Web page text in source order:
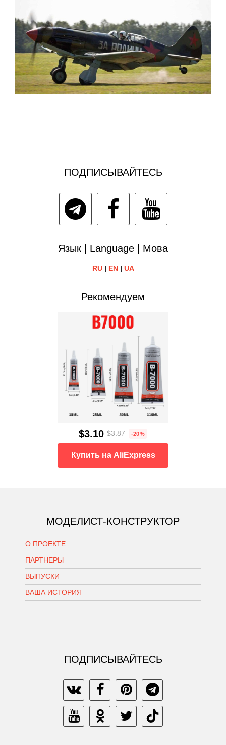
ПОДПИСЫВАЙТЕСЬ
Язык | Language | Мова
RU| EN| UA
Рекомендуем
$3.10 $3.87 -20%
Купить на AliExpress
МОДЕЛИСТ-КОНСТРУКТОР
О ПРОЕКТЕ
ПАРТНЕРЫ
ВЫПУСКИ
ВАША ИСТОРИЯ
ПОДПИСЫВАЙТЕСЬ